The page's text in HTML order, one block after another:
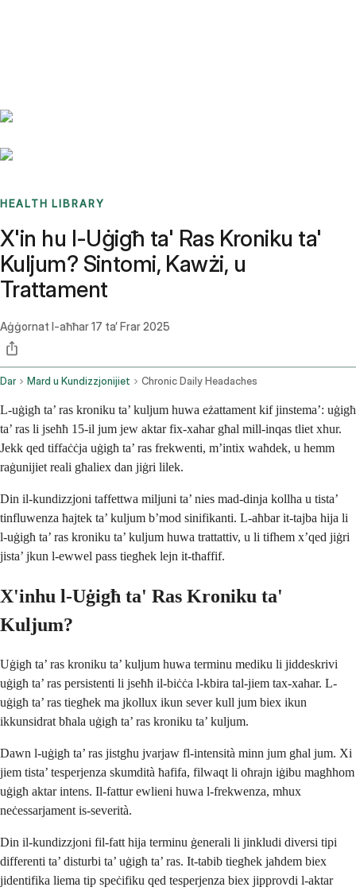
HEALTH LIBRARY
X'in hu l-Uġigħ ta' Ras Kroniku ta'
Kuljum? Sintomi, Kawżi, u
Trattament
Aġġornat l-aħħar17 ta’ Frar 2025
Dar Mard u Kundizzjonijiet Chronic Daily Headaches
L-uġigħ ta’ ras kroniku ta’ kuljum huwa eżattament kif jinstema’: uġigħ
ta’ ras li jseħħ 15-il jum jew aktar fix-xahar għal mill-inqas tliet xhur.
Jekk qed tiffaċċja uġigħ ta’ ras frekwenti, m’intix waħdek, u hemm
raġunijiet reali għaliex dan jiġri lilek.
Din il-kundizzjoni taffettwa miljuni ta’ nies mad-dinja kollha u tista’
tinfluwenza ħajtek ta’ kuljum b’mod sinifikanti. L-aħbar it-tajba hija li
l-uġigħ ta’ ras kroniku ta’ kuljum huwa trattattiv, u li tifhem x’qed jiġri
jista’ jkun l-ewwel pass tiegħek lejn it-tħaffif.
X'inhu l-Uġigħ ta' Ras Kroniku ta'
Kuljum?
Uġigħ ta’ ras kroniku ta’ kuljum huwa terminu mediku li jiddeskrivi
uġigħ ta’ ras persistenti li jseħħ il-biċċa l-kbira tal-jiem tax-xahar. L-
uġigħ ta’ ras tiegħek ma jkollux ikun sever kull jum biex ikun
ikkunsidrat bħala uġigħ ta’ ras kroniku ta’ kuljum.
Dawn l-uġigħ ta’ ras jistgħu jvarjaw fl-intensità minn jum għal jum. Xi
jiem tista’ tesperjenza skumdità ħafifa, filwaqt li oħrajn iġibu magħhom
uġigħ aktar intens. Il-fattur ewlieni huwa l-frekwenza, mhux
neċessarjament is-severità.
Din il-kundizzjoni fil-fatt hija terminu ġenerali li jinkludi diversi tipi
differenti ta’ disturbi ta’ uġigħ ta’ ras. It-tabib tiegħek jaħdem biex
jidentifika liema tip speċifiku qed tesperjenza biex jipprovdi l-aktar